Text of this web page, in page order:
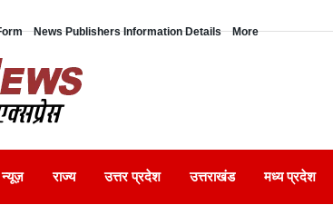
News Publishers Information Details More
न्यूज़ राज्य उत्तर प्रदेश उत्तराखंड मध्य प्रदेश